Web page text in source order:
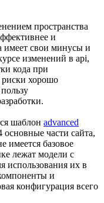
пространства
и
имеет свои минусы и
изменений в api,
кода при
хорошо
шаблон advanced
основные части сайта,
имеется базовое
лежат модели с
использования их в
и
конфигурация всего